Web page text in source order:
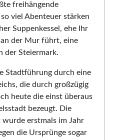
freihängende
viel Abenteuer stärken
Suppenkessel, ehe Ihr
der Mur führt, eine
der Steiermark.
Stadtführung durch eine
die durch großzügig
heute die einst überaus
bezeugt. Die
erstmals im Jahr
die Ursprünge sogar